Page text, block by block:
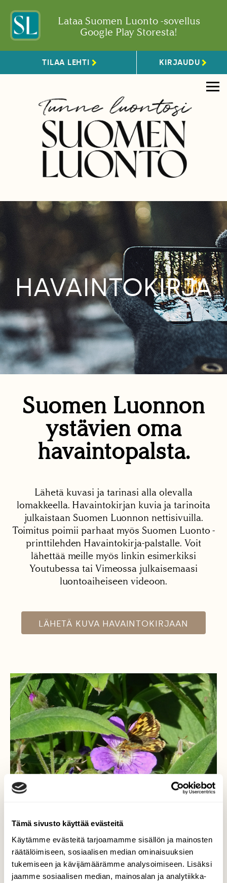
Tämä sivusto käyttää evästeitä
Käytämme evästeitä tarjoamamme sisällön ja mainosten
räätälöimiseen, sosiaalisen median ominaisuuksien
tukemiseen ja kävijämäärämme analysoimiseen. Lisäksi
jaamme sosiaalisen median, mainosalan ja analytiikka-
Lataa Suomen Luonto -sovellus
Google Play Storesta!
TILAA LEHTI KIRJAUDU
HAVAINTOKIRJA
Suomen Luonnon
ystävien oma
havaintopalsta.
Lähetä kuvasi ja tarinasi alla olevalla
lomakkeella. Havaintokirjan kuvia ja tarinoita
julkaistaan Suomen Luonnon nettisivuilla.
Toimitus poimii parhaat myös Suomen Luonto -
printtilehden Havaintokirja-palstalle. Voit
lähettää meille myös linkin esimerkiksi
Youtubessa tai Vimeossa julkaisemaasi
luontoaiheiseen videoon.
LÄHETÄ KUVA HAVAINTOKIRJAAN
Mustatäplähiipijä
metsäkurjenpolvella